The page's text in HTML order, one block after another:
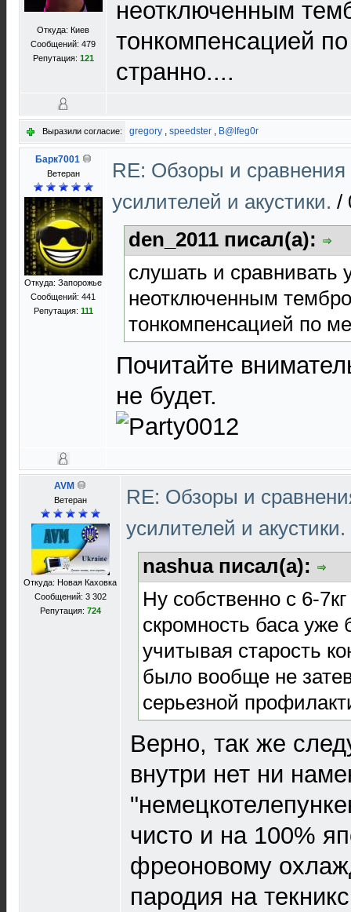
Откуда: Киев
Сообщений: 479
Репутация: 121
неотключенным
тонкомпенсацией
странно....
Выразили согласие: gregory , speedster , B@lfeg0r
Барк7001
Ветеран
Откуда: Запорожье
Сообщений: 441
Репутация: 111
RE: Обзоры и
усилителей и акустики. /
den_2011 писал(а):
слушать и сравнивать
неотключенным
тонкомпенсацией по
Почитайте
не будет.
AVM
Ветеран
Откуда: Новая Каховка
Сообщений: 3 302
Репутация: 724
RE: Обзоры и
усилителей и акустики.
nashua писал(а):
Ну собственно с 6-
скромность баса уже
учитывая старость
было вообще не
серьезной
Верно, так же
внутри нет ни
чисто и на 100%
фреоновому
пародия на